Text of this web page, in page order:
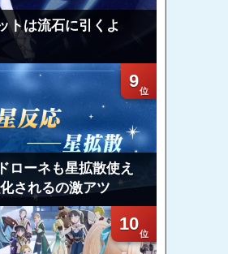
トは流石に引くよ
9
ローネも星拡散使え
されるの激アツ
10